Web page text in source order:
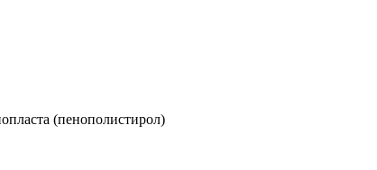
(пенополистирол)